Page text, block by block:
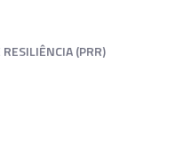
RESILIÊNCIA (PRR)